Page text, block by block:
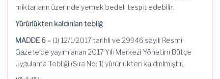
miktarların üzerinde yemek bedeli tespit edebilir.
Yürürlükten kaldırılan tebliğ
MADDE 6 – (1) 12/1/2017 tarihli ve 29946 sayılı Resmî
Gazete’de yayımlanan 2017 Yılı Merkezi Yönetim Bütçe
Uygulama Tebliği (Sıra No: 1) yürürlükten kaldırılmıştır.